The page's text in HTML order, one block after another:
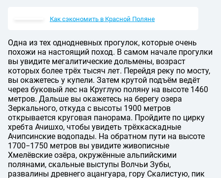
Как сэкономить в Красной Поляне
Одна из тех однодневных прогулок, которые очень
похожи на настоящий поход. В самом начале прогулки
вы увидите мегалитические дольмены, возраст
которых более трёх тысяч лет. Перейдя реку по мосту,
вы окажетесь у купели. Затем крутой подъём ведёт
через буковый лес на Круглую поляну на высоте 1460
метров. Дальше вы окажетесь на берегу озера
Зеркального, откуда с высоты 1900 метров
открывается круговая панорама. Пройдите по цирку
хребта Ачишхо, чтобы увидеть трёхкаскадные
Ачипсинские водопады. На обратном пути на высоте
1700−1750 метров вы увидите живописные
Хмелёвские озёра, окружённые альпийскими
полянами, скальные выступы Волчьи Зубы,
развалины древнего ацангуара, гору Скалистую, пик